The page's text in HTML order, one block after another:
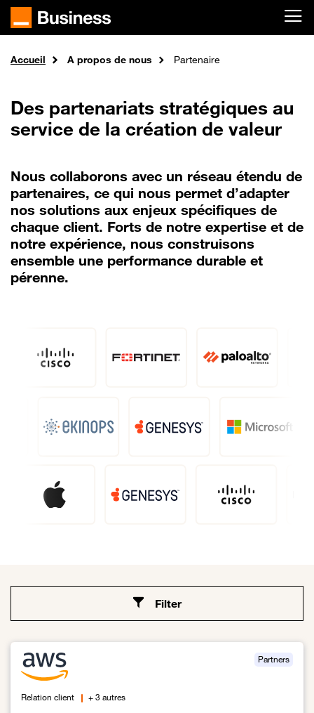
Passer au contenu principal
Accueil A propos de nous Partenaire
Des partenariats stratégiques au
service de la création de valeur
Nous collaborons avec un réseau étendu de
partenaires, ce qui nous permet d’adapter
nos solutions aux enjeux spécifiques de
chaque client. Forts de notre expertise et de
notre expérience, nous construisons
ensemble une performance durable et
pérenne.
Filter
Partners
Relation client + 3 autres